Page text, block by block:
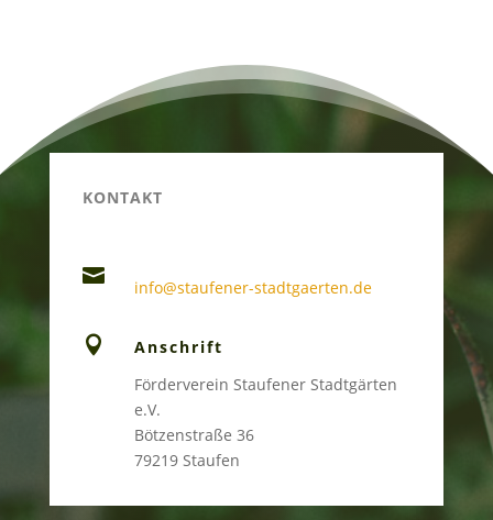
KONTAKT

info@staufener-stadtgaerten.de

Anschrift
Förderverein Staufener Stadtgärten
e.V.
Bötzenstraße 36
79219 Staufen